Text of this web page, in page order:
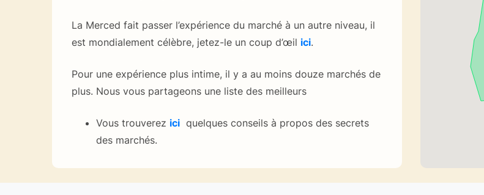
La Merced fait passer l’expérience du marché à un autre niveau, il
est mondialement célèbre, jetez-le un coup d’œil ici.
Pour une expérience plus intime, il y a au moins douze marchés de
plus. Nous vous partageons une liste des meilleurs
Vous trouverez ici quelques conseils à propos des secrets
des marchés.